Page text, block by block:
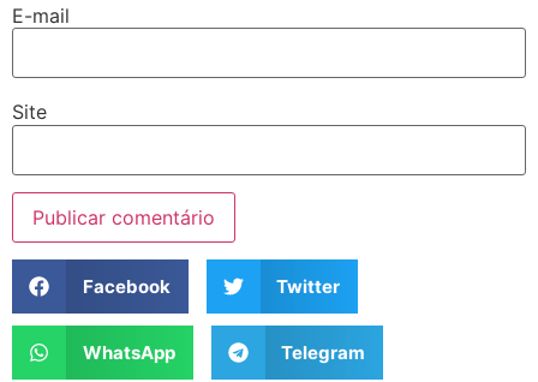
E-mail
Site
Facebook Twitter
WhatsApp Telegram